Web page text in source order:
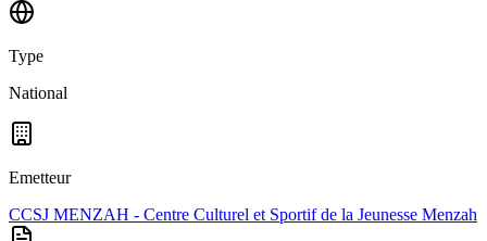
Type
National
Emetteur
CCSJ MENZAH - Centre Culturel et Sportif de la Jeunesse Menzah